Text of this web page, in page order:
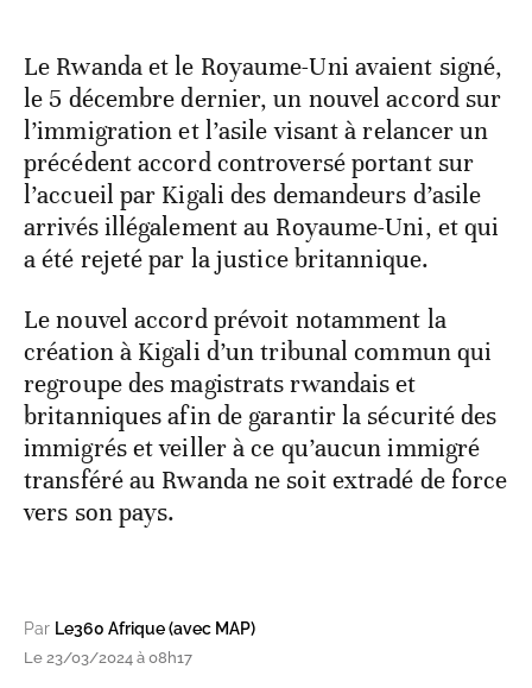
Le Rwanda et le Royaume-Uni avaient signé,
le 5 décembre dernier, un nouvel accord sur
l’immigration et l’asile visant à relancer un
précédent accord controversé portant sur
l’accueil par Kigali des demandeurs d’asile
arrivés illégalement au Royaume-Uni, et qui
a été rejeté par la justice britannique.
Le nouvel accord prévoit notamment la
création à Kigali d’un tribunal commun qui
regroupe des magistrats rwandais et
britanniques afin de garantir la sécurité des
immigrés et veiller à ce qu’aucun immigré
transféré au Rwanda ne soit extradé de force
vers son pays.
Par Le360 Afrique (avec MAP)
Le 23/03/2024 à 08h17